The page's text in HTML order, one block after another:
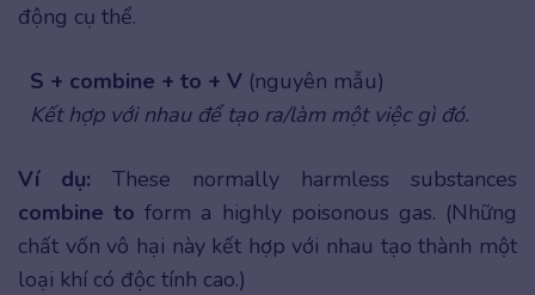
động cụ thể.
S + combine + to + V (nguyên mẫu)
Kết hợp với nhau để tạo ra/làm một việc gì đó.
Ví dụ: These normally harmless substances
combine to form a highly poisonous gas. (Những
chất vốn vô hại này kết hợp với nhau tạo thành một
loại khí có độc tính cao.)